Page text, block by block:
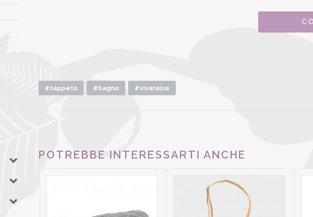
#tappeto #bagno #vivaraise
POTREBBE INTERESSARTI ANCHE